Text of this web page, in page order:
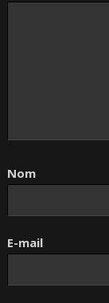
Nom
E-mail